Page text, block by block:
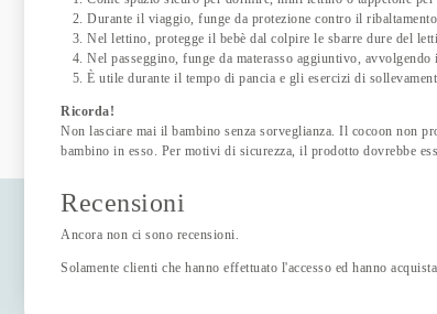
Durante il viaggio, funge da protezione contro il
Nel lettino, protegge il bebè dal colpire le sbarre dure del
Nel passeggino, funge da materasso aggiuntivo,
È utile durante il tempo di pancia e gli esercizi di
Ricorda!
Non lasciare mai il bambino senza sorveglianza. Il cocoon non
bambino in esso. Per motivi di sicurezza, il prodotto dovrebbe
Recensioni
Ancora non ci sono recensioni.
Solamente clienti che hanno effettuato l'accesso ed hanno